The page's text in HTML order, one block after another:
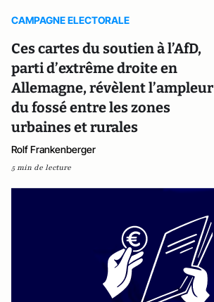
CAMPAGNE ELECTORALE
Ces cartes du soutien à l’AfD,
parti d’extrême droite en
Allemagne, révèlent l’ampleur
du fossé entre les zones
urbaines et rurales
Rolf Frankenberger
5 min de lecture